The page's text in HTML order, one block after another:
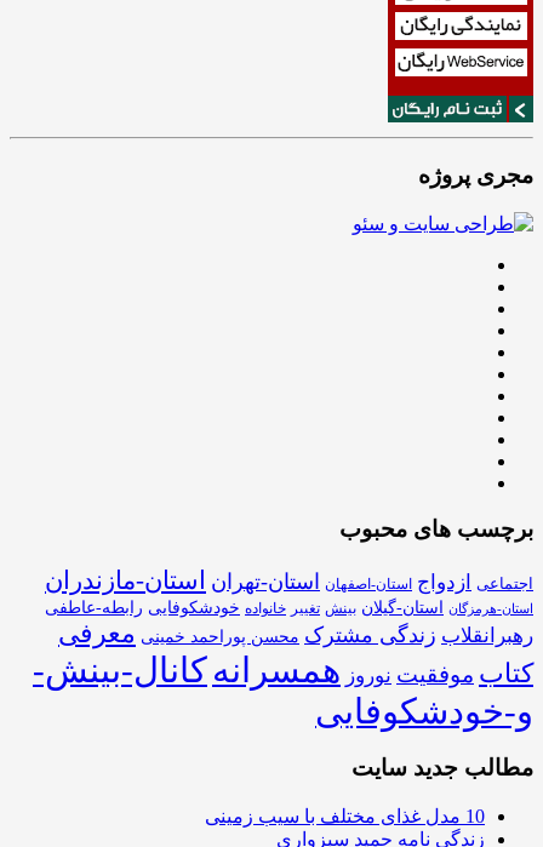
مجری پروژه
برچسب های محبوب
اجتماعی ازدواج استان-اصفهان استان-تهران استان-مازندران
استان-هرمزگان استان-گیلان بینش تغییر خانواده خودشکوفایی رابطه-عاطفی
رهبرانقلاب زندگی مشترک محسن پوراحمد خمینی معرفی
کتاب موفقیت نوروز همسرانهکانال-بینش-
و-خودشکوفایی
مطالب جدید سایت
10 مدل غذای مختلف با سیب زمینی
زندگی نامه حمید سبزواری